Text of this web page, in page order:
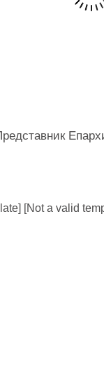
[Not a valid